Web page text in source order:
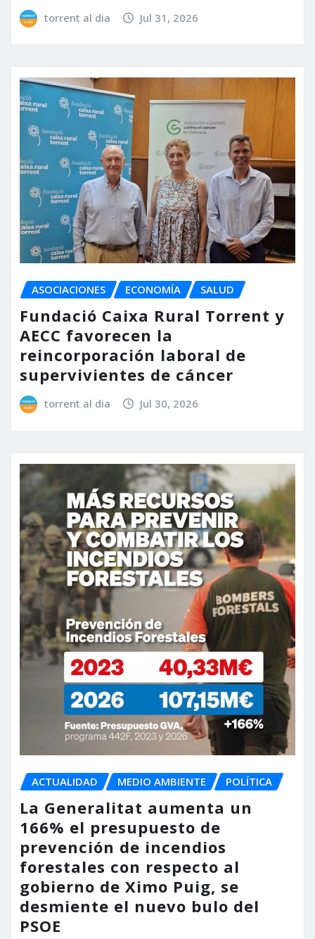
torrent al dia Jul 31, 2026
ASOCIACIONES ECONOMÍA SALUD
Fundació Caixa Rural Torrent y
AECC favorecen la
reincorporación laboral de
supervivientes de cáncer
torrent al dia Jul 30, 2026
ACTUALIDAD MEDIO AMBIENTE POLÍTICA
La Generalitat aumenta un
166% el presupuesto de
prevención de incendios
forestales con respecto al
gobierno de Ximo Puig, se
desmiente el nuevo bulo del
PSOE